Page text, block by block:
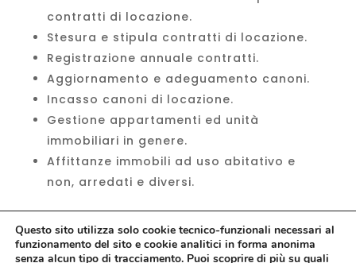
contratti di locazione.
Stesura e stipula contratti di locazione.
Registrazione annuale contratti.
Aggiornamento e adeguamento canoni.
Incasso canoni di locazione.
Gestione appartamenti ed unità
immobiliari in genere.
Affittanze immobili ad uso abitativo e
non, arredati e diversi.
Questo sito utilizza solo cookie tecnico-funzionali necessari al
funzionamento del sito e cookie analitici in forma anonima
senza alcun tipo di tracciamento. Puoi scoprire di più su quali